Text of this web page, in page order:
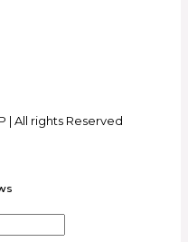
| All rights Reserved